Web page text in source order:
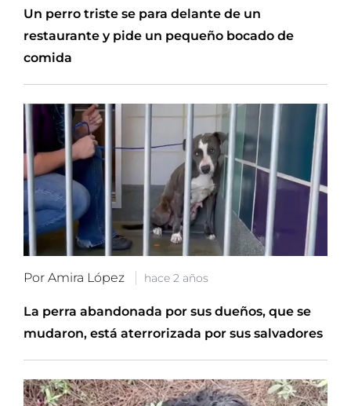
Un perro triste se para delante de un
restaurante y pide un pequeño bocado de
comida
Por Amira López hace 2 años
La perra abandonada por sus dueños, que se
mudaron, está aterrorizada por sus salvadores